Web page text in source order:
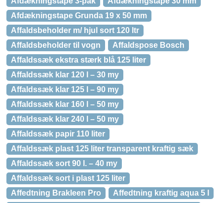
Afdækningstape Grunda 19 x 50 mm
Affaldsbeholder m/ hjul sort 120 ltr
Affaldsbeholder til vogn
Affaldspose Bosch
Affaldssæk ekstra stærk blå 125 liter
Affaldssæk klar 120 l – 30 my
Affaldssæk klar 125 l – 90 my
Affaldssæk klar 160 l – 50 my
Affaldssæk klar 240 l – 50 my
Affaldssæk papir 110 liter
Affaldssæk plast 125 liter transparent kraftig sæk
Affaldssæk sort 90 l. – 40 my
Affaldssæk sort i plast 125 liter
Affedtning Brakleen Pro
Affedtning kraftig aqua 5 l